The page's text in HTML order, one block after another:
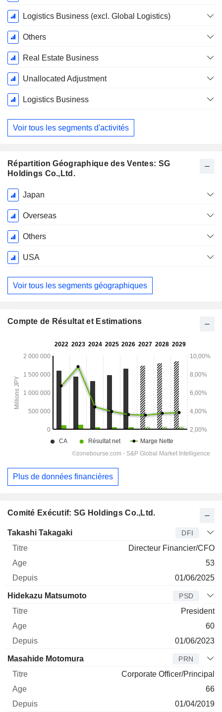
Logistics Business (excl. Global Logistics)
Others
Real Estate Business
Unallocated Adjustment
Logistics Business
Voir tous les segments d'activités
Répartition Géographique des Ventes: SG
Holdings Co.,Ltd.
Période
Fiscale:
Mars
Japan
Overseas
Others
USA
Voir tous les segments géographiques
Comité Exécutif: SG Holdings Co.,Ltd.
Dirigeant Titre Age
Takashi Takagaki DFI
Directeur Financier/CFO
53
01/06/2025
Hidekazu Matsumoto PSD
President
60
01/06/2023
Masahide Motomura PRN
Corporate Officer/Principal
66
01/04/2019
Compte de Résultat et Estimations
Plus de données financières